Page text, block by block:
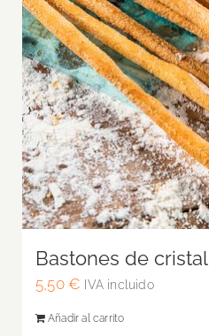
Bastones de cristal
5,50 € IVA incluido
Añadir al carrito